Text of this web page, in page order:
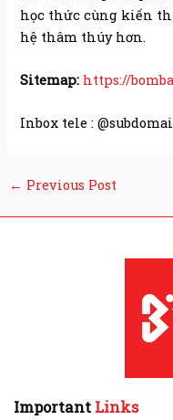
học thức cùng kiến
hệ thâm thúy hơn.
Sitemap: https://
Inbox tele :
← Previous Post
Important Links